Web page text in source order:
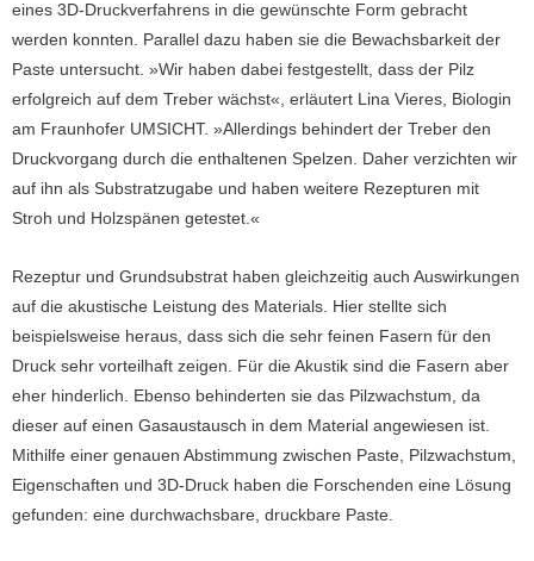
eines 3D-Druckverfahrens in die gewünschte Form gebracht
werden konnten. Parallel dazu haben sie die Bewachsbarkeit der
Paste untersucht. »Wir haben dabei festgestellt, dass der Pilz
erfolgreich auf dem Treber wächst«, erläutert Lina Vieres, Biologin
am Fraunhofer UMSICHT. »Allerdings behindert der Treber den
Druckvorgang durch die enthaltenen Spelzen. Daher verzichten wir
auf ihn als Substratzugabe und haben weitere Rezepturen mit
Stroh und Holzspänen getestet.«
Rezeptur und Grundsubstrat haben gleichzeitig auch Auswirkungen
auf die akustische Leistung des Materials. Hier stellte sich
beispielsweise heraus, dass sich die sehr feinen Fasern für den
Druck sehr vorteilhaft zeigen. Für die Akustik sind die Fasern aber
eher hinderlich. Ebenso behinderten sie das Pilzwachstum, da
dieser auf einen Gasaustausch in dem Material angewiesen ist.
Mithilfe einer genauen Abstimmung zwischen Paste, Pilzwachstum,
Eigenschaften und 3D-Druck haben die Forschenden eine Lösung
gefunden: eine durchwachsbare, druckbare Paste.